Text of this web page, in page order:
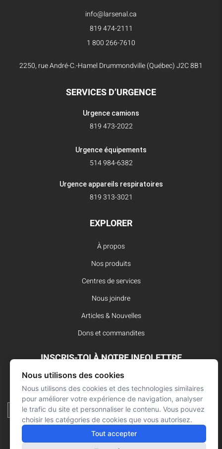
info@larsenal.ca
819 474-2111
1 800 266-7610
2250, rue André-C.-Hamel Drummondville (Québec) J2C 8B1
SERVICES D’URGENCE
Urgence camions
819 473-2022
Urgence équipements
514 984-6382
Urgence appareils respiratoires
819 313-3021
EXPLORER
À propos
Nos produits
Centres de services
Nous joindre
Articles & Nouvelles
Dons et commandites
INSCRIS-TOI À NOTRE INFOLETTRE
Reste à l’affût des dernières innovations pour vos interventions
d’urgence et ne manque aucune nouvelle de L’Arsenal.
Nous utilisons des cookies
Nous utilisons des cookies et des technologies similaires
pour améliorer votre expérience de navigation, analyser
le trafic du site et personnaliser le contenu. Vous pouvez
choisir les catégories de cookies que vous autorisez.
Tout accepter